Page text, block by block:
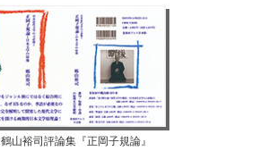
鶴山裕司評論集『正岡子規論』